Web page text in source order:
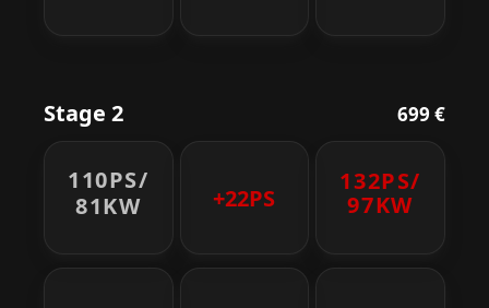
Stage 2 699 €
110PS/
81KW
+22PS
132PS/
97KW